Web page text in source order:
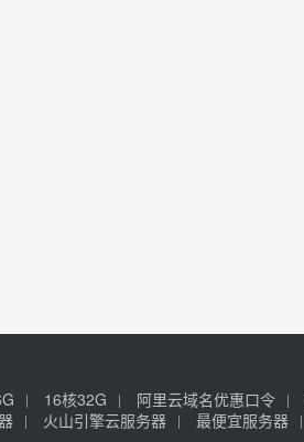
16核32G 阿里云域名优惠口令
火山引擎云服务器 最便宜服务器